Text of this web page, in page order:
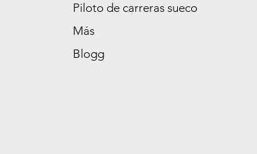
Piloto de carreras sueco
Más
Blogg